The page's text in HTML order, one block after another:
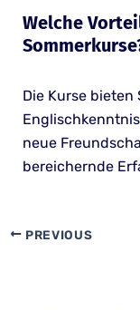
Welche
Die Kurse
neue
bereichernde
PREVIOUS